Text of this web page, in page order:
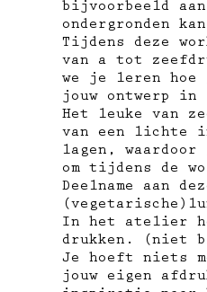
bijvoorbeeld
ondergronden
Tijdens deze
van a tot
we je leren hoe
jouw ontwerp in
Het leuke van
van een lichte
lagen,
om tijdens de
Deelname aan
In het atelier
drukken. (niet
Je hoeft niets
jouw eigen